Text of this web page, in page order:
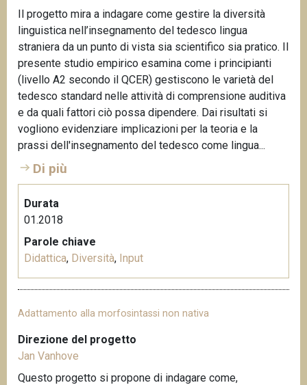
Il progetto mira a indagare come gestire la diversità
linguistica nell’insegnamento del tedesco lingua
straniera da un punto di vista sia scientifico sia pratico. Il
presente studio empirico esamina come i principianti
(livello A2 secondo il QCER) gestiscono le varietà del
tedesco standard nelle attività di comprensione auditiva
e da quali fattori ciò possa dipendere. Dai risultati si
vogliono evidenziare implicazioni per la teoria e la
prassi dell'insegnamento del tedesco come lingua...
Di più
Durata
01.2018
Parole chiave
Didattica, Diversità, Input
Adattamento alla morfosintassi non nativa
Direzione del progetto
Jan Vanhove
Questo progetto si propone di indagare come,